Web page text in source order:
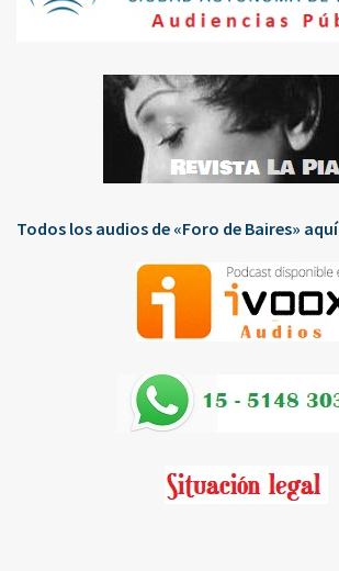
Todos los audios de «Foro de Baires» aquí